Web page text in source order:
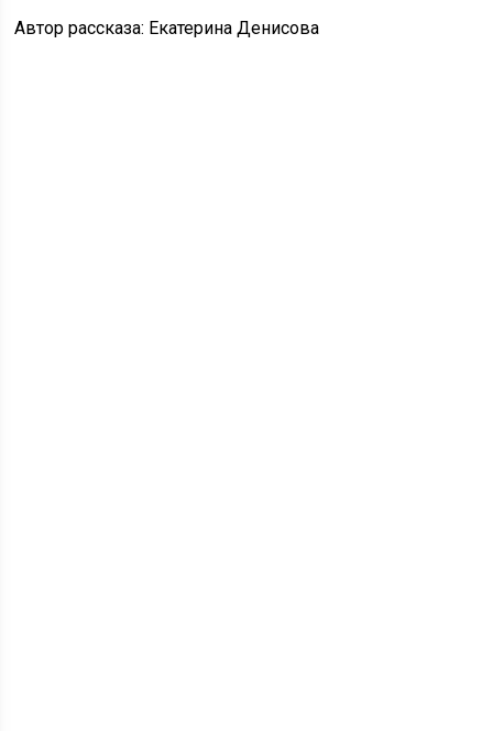
Автор рассказа: Екатерина Денисова